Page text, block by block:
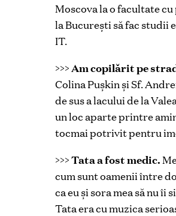
Moscova la o facultate
la Bucureşti să fac studii
IT.
>>>Am copilărit pe
Colina Pușkin şi Sf.
de sus a lacului de la
un loc aparte printre
tocmai potrivit pentru
>>>Tata a fost medic.
cum sunt oamenii între
ca eu şi sora mea să nu îi
Tata era cu muzica